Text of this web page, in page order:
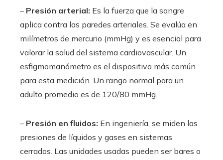
– Presión arterial: Es la fuerza que la sangre
aplica contra las paredes arteriales. Se evalúa en
milímetros de mercurio (mmHg) y es esencial para
valorar la salud del sistema cardiovascular. Un
esfigmomanómetro es el dispositivo más común
para esta medición. Un rango normal para un
adulto promedio es de 120/80 mmHg.
– Presión en fluidos: En ingeniería, se miden las
presiones de líquidos y gases en sistemas
cerrados. Las unidades usadas pueden ser bares o